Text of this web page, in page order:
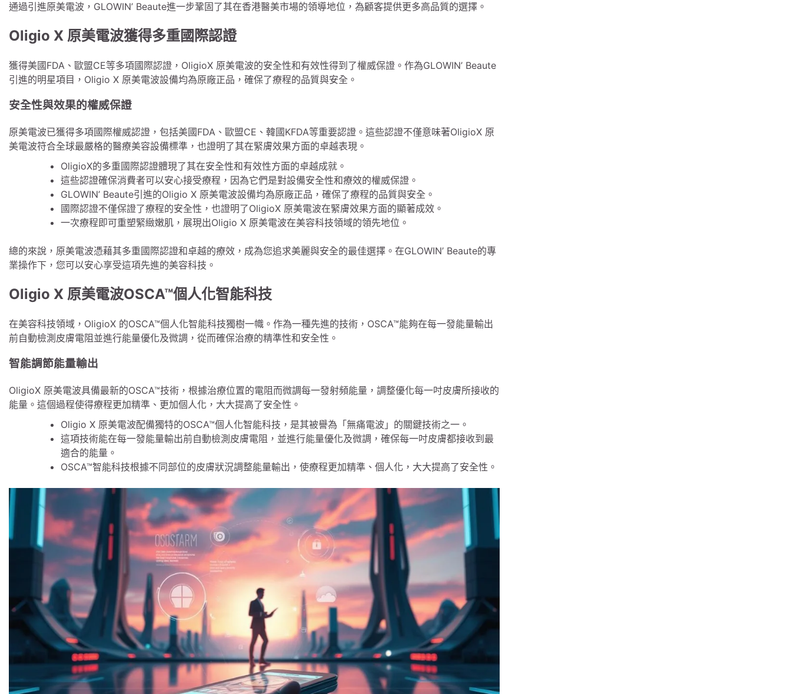
通過引進原美電波，GLOWIN’ Beaute進一步鞏固了其在香港醫美市場的領導地位，為顧客提供更多高品質的選擇。
Oligio X 原美電波獲得多重國際認證
獲得美國FDA、歐盟CE等多項國際認證，OligioX 原美電波的安全性和有效性得到了權威保證。作為GLOWIN’ Beaute
引進的明星項目，Oligio X 原美電波設備均為原廠正品，確保了療程的品質與安全。
安全性與效果的權威保證
原美電波已獲得多項國際權威認證，包括美國FDA、歐盟CE、韓國KFDA等重要認證。這些認證不僅意味著OligioX 原
美電波符合全球最嚴格的醫療美容設備標準，也證明了其在緊膚效果方面的卓越表現。
OligioX的多重國際認證體現了其在安全性和有效性方面的卓越成就。
這些認證確保消費者可以安心接受療程，因為它們是對設備安全性和療效的權威保證。
GLOWIN’ Beaute引進的Oligio X 原美電波設備均為原廠正品，確保了療程的品質與安全。
國際認證不僅保證了療程的安全性，也證明了OligioX 原美電波在緊膚效果方面的顯著成效。
一次療程即可重塑緊緻嫩肌，展現出Oligio X 原美電波在美容科技領域的領先地位。
總的來說，原美電波憑藉其多重國際認證和卓越的療效，成為您追求美麗與安全的最佳選擇。在GLOWIN’ Beaute的專
業操作下，您可以安心享受這項先進的美容科技。
Oligio X 原美電波OSCA™個人化智能科技
在美容科技領域，OligioX 的OSCA™個人化智能科技獨樹一幟。作為一種先進的技術，OSCA™能夠在每一發能量輸出
前自動檢測皮膚電阻並進行能量優化及微調，從而確保治療的精準性和安全性。
智能調節能量輸出
OligioX 原美電波具備最新的OSCA™技術，根據治療位置的電阻而微調每一發射頻能量，調整優化每一吋皮膚所接收的
能量。這個過程使得療程更加精準、更加個人化，大大提高了安全性。
Oligio X 原美電波配備獨特的OSCA™個人化智能科技，是其被譽為「無痛電波」的關鍵技術之一。
這項技術能在每一發能量輸出前自動檢測皮膚電阻，並進行能量優化及微調，確保每一吋皮膚都接收到最
適合的能量。
OSCA™智能科技根據不同部位的皮膚狀況調整能量輸出，使療程更加精準、個人化，大大提高了安全性。